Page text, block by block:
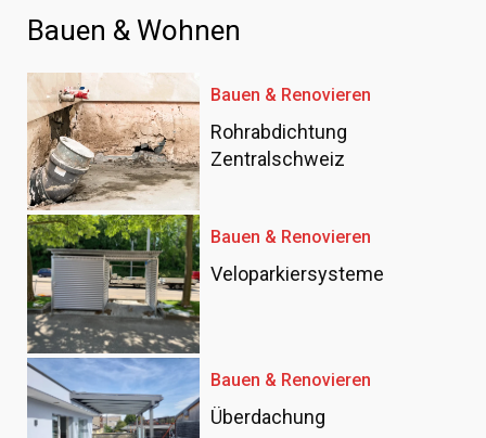
Bauen & Wohnen
Bauen & Renovieren
Rohrabdichtung
Zentralschweiz
Bauen & Renovieren
Veloparkiersysteme
Bauen & Renovieren
Überdachung